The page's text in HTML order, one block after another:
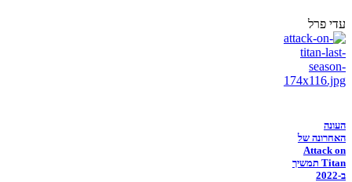
עדי פרל
העונה
האחרונה של
Attack on
Titan תמשיך
ב-2022